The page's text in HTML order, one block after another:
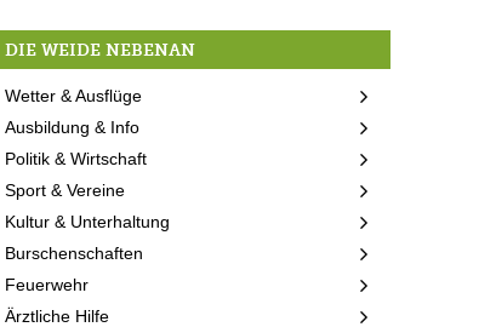
DIE WEIDE NEBENAN
Wetter & Ausflüge
Ausbildung & Info
Politik & Wirtschaft
Sport & Vereine
Kultur & Unterhaltung
Burschenschaften
Feuerwehr
Ärztliche Hilfe